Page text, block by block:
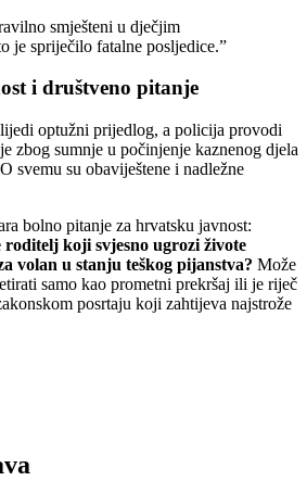
smješteni u dječjim
je spriječilo fatalne posljedice.”
i društveno pitanje
optužni prijedlog, a policija provodi
zbog sumnje u počinjenje kaznenog djela
svemu su obaviještene i nadležne
bolno pitanje za hrvatsku javnost:
koji svjesno ugrozi živote
volan u stanju teškog pijanstva? Može
samo kao prometni prekršaj ili je riječ
posrtaju koji zahtijeva najstrože